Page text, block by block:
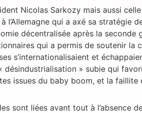
Nicolas Sarkozy mais aussi
l’Allemagne qui a axé sa stratégie
décentralisée après la seconde
qui a permis de soutenir la
s’internationalisaient et
» subie qui
issues du baby boom, et la faillite
sont liées avant tout à l’absence